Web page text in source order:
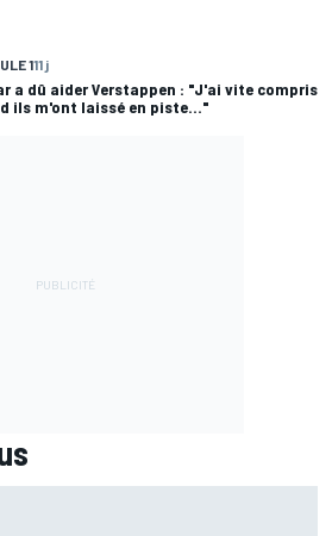
111 j
a dû aider Verstappen : "J'ai vite compris
ils m'ont laissé en piste..."